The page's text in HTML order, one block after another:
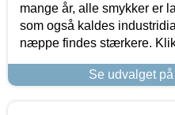
mange år, alle smykker er
som også kaldes
næppe findes stærkere.
Se udvalget